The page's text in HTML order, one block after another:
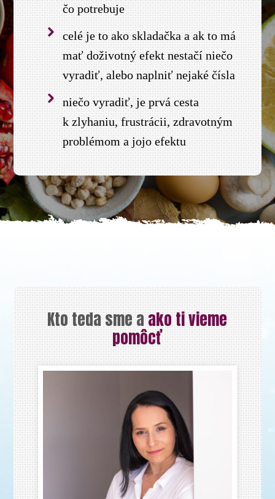
čo potrebuje
celé je to ako skladačka a ak to má
mať doživotný efekt nestačí niečo
vyradiť, alebo naplniť nejaké čísla
niečo vyradiť, je prvá cesta
k zlyhaniu, frustrácii, zdravotným
problémom a jojo efektu
Kto teda sme aako ti vieme
pomôcť